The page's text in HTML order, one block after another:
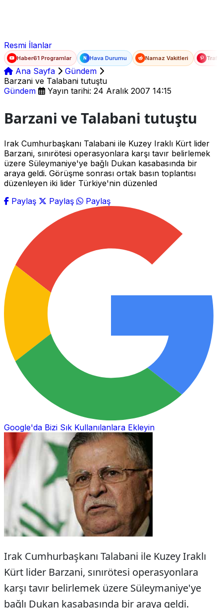
Resmi İlanlar
Haber61 Programlar N Hava Durumu Namaz Vakitleri
Ana Sayfa
Gündem
Barzani ve Talabani tutuştu
Gündem
Yayın tarihi: 24 Aralık 2007 14:15
Barzani ve Talabani tutuştu
Irak Cumhurbaşkanı Talabani ile Kuzey Iraklı Kürt lider
Barzani, sınırötesi operasyonlara karşı tavır belirlemek
üzere Süleymaniye'ye bağlı Dukan kasabasında bir
araya geldi. Görüşme sonrası ortak basın toplantısı
düzenleyen iki lider Türkiye'nin düzenled
Paylaş
Paylaş Paylaş
Google'da Bizi Sık Kullanılanlara Ekleyin
Irak Cumhurbaşkanı Talabani ile Kuzey Iraklı
Kürt lider Barzani, sınırötesi operasyonlara
karşı tavır belirlemek üzere Süleymaniye'ye
bağlı Dukan kasabasında bir araya geldi.